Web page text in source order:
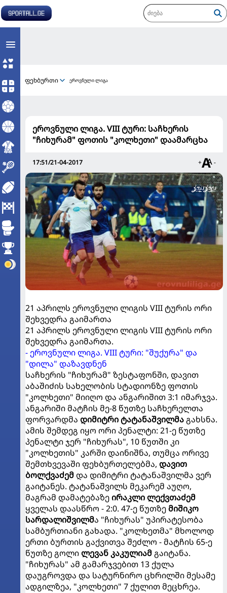
ფეხბურთი ეროვნული ლიგა
ეროვნული ლიგა. VIII ტური: საჩხერის
"ჩიხურამ" ფოთის "კოლხეთი" დაამარცხა
17:51/21-04-2017 + -
21 აპრილს ეროვნული ლიგის VIII ტურის ორი
შეხვედრა გაიმართა
21 აპრილს ეროვნული ლიგის VIII ტურის ორი
შეხვედრა გაიმართა.
- ეროვნული ლიგა. VIII ტური: "შუქურა" და
"დილა" დაზავდნენ
საჩხერის "ჩიხურამ" ზესტაფონში, დავით
აბაშიძის სახელობის სტადიონზე ფოთის
"კოლხეთი" მიიღო და ანგარიშით 3:1 იმარჯვა.
ანგარიში მატჩის მე-8 წუთზე საჩხერელთა
ფორვარდმა დიმიტრი ტატანაშვილმაგახსნა.
ამის შემდეგ იყო ორი პენალტი: 21-ე წუთზე
პენალტი ჯერ "ჩიხურას", 10 წუთში კი
"კოლხეთის" კარში დაინიშნა, თუმცა ორივე
შემთხვევაში ფეხბურთელებმა, დავით
ბოლქვაძემდა დიმიტრი ტატანაშვილმა ვერ
გაიტანეს. ტატანაშვილს მეკარემ აუღო,
მაგრამ დამატებაზეირაკლი ლექვთაძემ
ყველას დაასწრო - 2:0. 47-ე წუთზემიშიკო
სარდალიშვილმა "ჩიხურას" უპირატესობა
სამბურთიანი გახადა. "კოლხეთმა" მხოლოდ
ერთი ბურთის გაქვითვა შეძლო - მატჩის 65-ე
წუთზე გოლი ლევან კაკულიამგაიტანა.
"ჩიხურას" ამ გამარჯვებით 13 ქულა
დაუგროვდა და სატურნირო ცხრილში მესამე
ადგილზეა, "კოლხეთი" 7 ქულით მეცხრეა.